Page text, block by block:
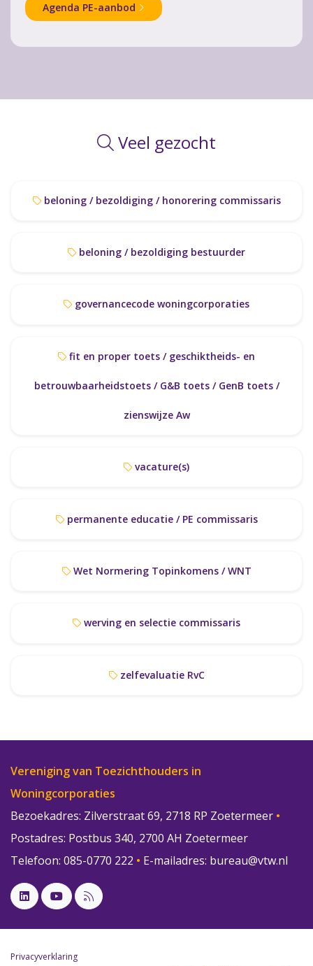
Agenda PE-aanbod
Veel gezocht
beloning / bezoldiging / honorering commissaris
beloning / bezoldiging bestuurder
governancecode woningcorporaties
betrouwbaarheidstoets / G&B toets / GenB toets /
zienswijze Aw
vacature(s)
permanente educatie / PE commissaris
Wet Normering Topinkomens / WNT
werving en selectie commissaris
zelfevaluatie RvC
Vereniging van Toezichthouders in
Woningcorporaties
Bezoekadres: Zilverstraat 69, 2718 RP Zoetermeer •
Postadres: Postbus 340, 2700 AH Zoetermeer
Telefoon: 085-0770 222 • E-mailadres: bureau@vtw.nl
Privacyverklaring